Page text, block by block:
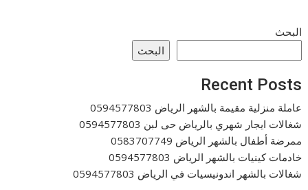
البحث
البحث
Recent Posts
عاملة منزلية مقيمة بالشهر الرياض 0594577803
شغالات ايجار شهري بالرياض حى لبن 0594577803
ممرضة أطفال بالشهر الرياض 0583707749
خادمات كينيات بالشهر الرياض 0594577803
شغالات بالشهر اندونيسيات في الرياض 0594577803